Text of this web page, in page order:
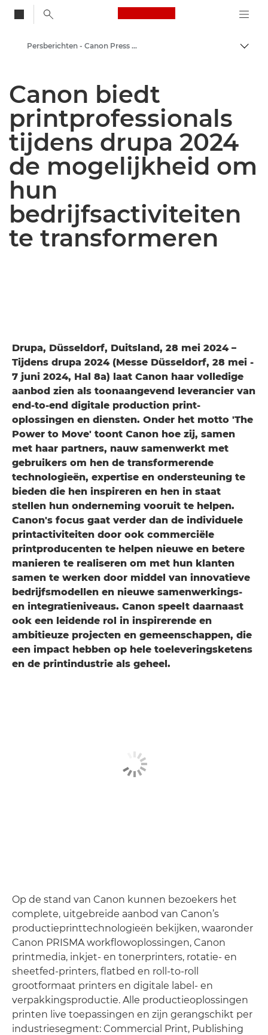
Canon Logo, back
Press Centre
Persberichten - Canon Press Centre
Canon biedt
printprofessionals
tijdens drupa 2024
de mogelijkheid om
hun
bedrijfsactiviteiten
te transformeren
Drupa, Düsseldorf, Duitsland, 28 mei 2024 –
Tijdens drupa 2024 (Messe Düsseldorf, 28 mei -
7 juni 2024, Hal 8a) laat Canon haar volledige
aanbod zien als toonaangevend leverancier van
end-to-end digitale production print-
oplossingen en diensten. Onder het motto 'The
Power to Move' toont Canon hoe zij, samen
met haar partners, nauw samenwerkt met
gebruikers om hen de transformerende
technologieën, expertise en ondersteuning te
bieden die hen inspireren en hen in staat
stellen hun onderneming vooruit te helpen.
Canon's focus gaat verder dan de individuele
printactiviteiten door ook commerciële
printproducenten te helpen nieuwe en betere
manieren te realiseren om met hun klanten
samen te werken door middel van innovatieve
bedrijfsmodellen en nieuwe samenwerkings-
en integratieniveaus. Canon speelt daarnaast
ook een leidende rol in inspirerende en
ambitieuze projecten en gemeenschappen, die
een impact hebben op hele toeleveringsketens
en de printindustrie als geheel.
Op de stand van Canon kunnen bezoekers het
complete, uitgebreide aanbod van Canon’s
productieprinttechnologieën bekijken, waaronder
Canon PRISMA workflowoplossingen, Canon
printmedia, inkjet- en tonerprinters, rotatie- en
sheetfed-printers, flatbed en roll-to-roll
grootformaat printers en digitale label- en
verpakkingsproductie. Alle productieoplossingen
printen live toepassingen en zijn gerangschikt per
industriesegment: Commercial Print, Publishing